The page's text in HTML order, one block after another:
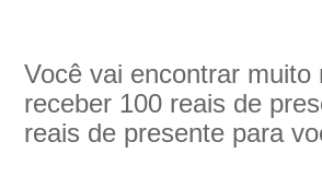
Você vai encontrar
receber 100 reais de
reais de presente para